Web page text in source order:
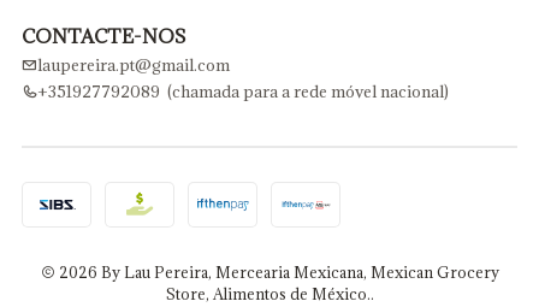
CONTACTE-NOS
laupereira.pt@gmail.com
+351927792089 (chamada para a rede móvel nacional)
2026 By Lau Pereira, Mercearia Mexicana, Mexican Grocery
Store, Alimentos de México..